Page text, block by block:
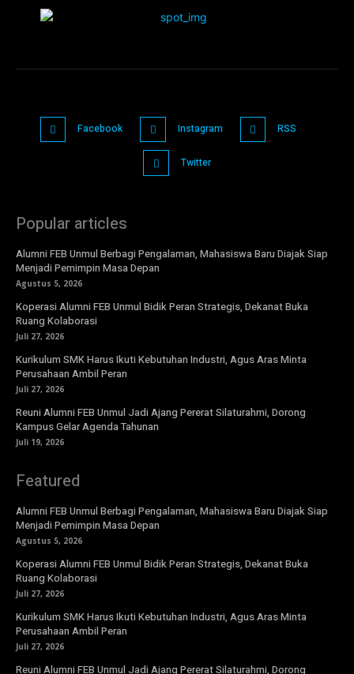
Facebook Instagram RSS
Twitter
Popular articles
Alumni FEB Unmul Berbagi Pengalaman, Mahasiswa Baru Diajak Siap
Menjadi Pemimpin Masa Depan
Agustus 5, 2026
Koperasi Alumni FEB Unmul Bidik Peran Strategis, Dekanat Buka
Ruang Kolaborasi
Juli 27, 2026
Kurikulum SMK Harus Ikuti Kebutuhan Industri, Agus Aras Minta
Perusahaan Ambil Peran
Juli 27, 2026
Reuni Alumni FEB Unmul Jadi Ajang Pererat Silaturahmi, Dorong
Kampus Gelar Agenda Tahunan
Juli 19, 2026
Featured
Alumni FEB Unmul Berbagi Pengalaman, Mahasiswa Baru Diajak Siap
Menjadi Pemimpin Masa Depan
Agustus 5, 2026
Koperasi Alumni FEB Unmul Bidik Peran Strategis, Dekanat Buka
Ruang Kolaborasi
Juli 27, 2026
Kurikulum SMK Harus Ikuti Kebutuhan Industri, Agus Aras Minta
Perusahaan Ambil Peran
Juli 27, 2026
Reuni Alumni FEB Unmul Jadi Ajang Pererat Silaturahmi, Dorong